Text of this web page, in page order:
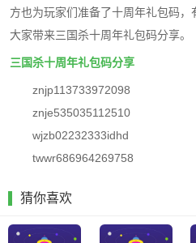
方也为玩家们准备了十周年礼包码
大家带来三国杀十周年礼包码分享。
三国杀十周年礼包码分享
znjp113733972098
znje535035112510
wjzb02232333idhd
twwr686964269758
猜你喜欢